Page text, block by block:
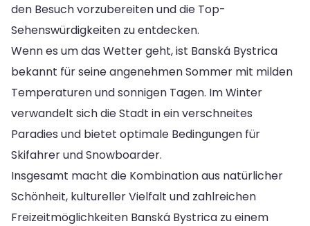
den Besuch vorzubereiten und die Top-
Sehenswürdigkeiten zu entdecken.
Wenn es um das Wetter geht, ist Banská Bystrica
bekannt für seine angenehmen Sommer mit milden
Temperaturen und sonnigen Tagen. Im Winter
verwandelt sich die Stadt in ein verschneites
Paradies und bietet optimale Bedingungen für
Skifahrer und Snowboarder.
Insgesamt macht die Kombination aus natürlicher
Schönheit, kultureller Vielfalt und zahlreichen
Freizeitmöglichkeiten Banská Bystrica zu einem